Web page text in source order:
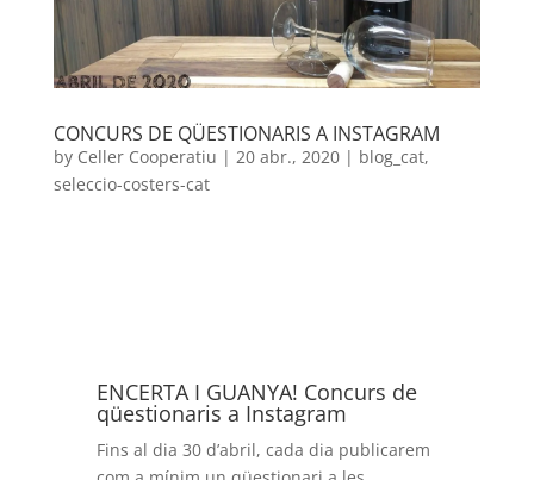
CONCURS DE QÜESTIONARIS A INSTAGRAM
by Celler Cooperatiu | 20 abr., 2020| blog_cat,
seleccio-costers-cat
ENCERTA I GUANYA! Concurs de
qüestionaris a Instagram
Fins al dia 30 d’abril, cada dia publicarem